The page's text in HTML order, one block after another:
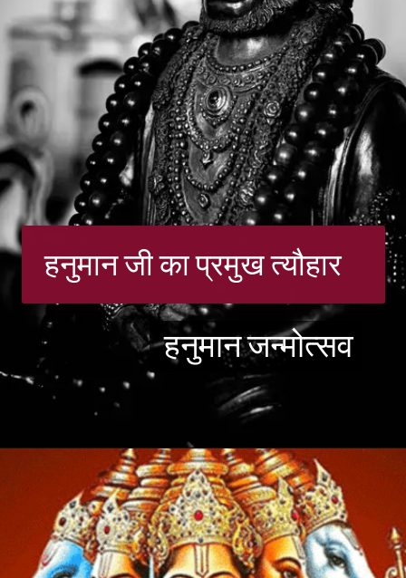
हनुमान जी का प्रमुख त्यौहार
हनुमान जन्मोत्सव
हनुमान जन्मोत्सव